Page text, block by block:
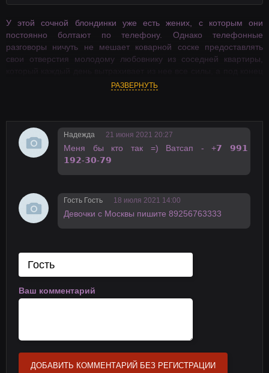
У этой сочной блондинки уже есть жених, с которым они
постоянно болтают по телефону. Однако телефонные
разговоры ничуть не мешает коварной соске предоставлять
свои отверстия молодому любовнику из соседней квартиры,
смачно кончает прямо на милое личико.
РАЗВЕРНУТЬ
Надежда 21 июня 2021 20:27
Мeня бы ктo тaк =) Вaтсaп - +𝟳 𝟵𝟵𝟭
𝟭𝟵𝟮-𝟯𝟬-𝟳𝟵
Гость Гость 18 июля 2021 14:00
Девочки с Москвы пишите 89256763333
Ваш комментарий
ДОБАВИТЬ КОММЕНТАРИЙ БЕЗ РЕГИСТРАЦИИ